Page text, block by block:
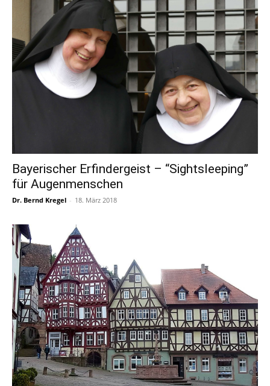
Bayerischer Erfindergeist – “Sightsleeping”
für Augenmenschen
Dr. Bernd Kregel - 18. März 2018